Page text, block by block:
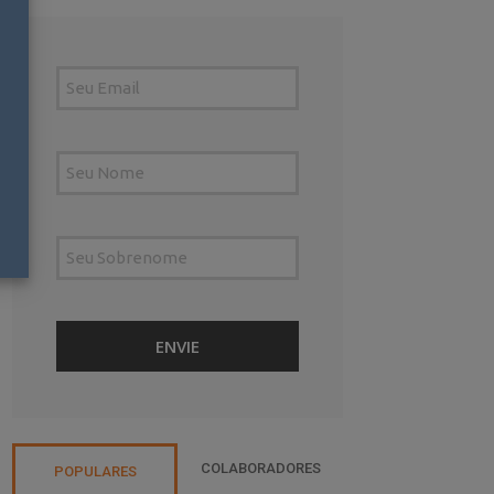
POPULARES COLABORADORES